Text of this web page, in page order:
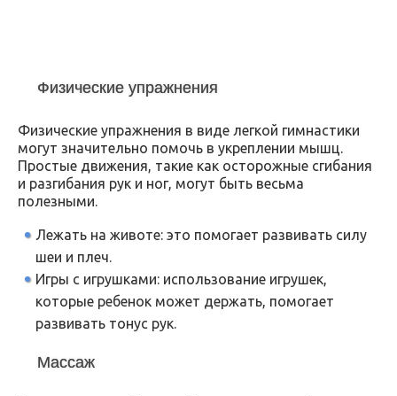
Физические упражнения
Физические упражнения в виде легкой гимнастики
могут значительно помочь в укреплении мышц.
Простые движения, такие как осторожные сгибания
и разгибания рук и ног, могут быть весьма
полезными.
Лежать на животе: это помогает развивать силу
шеи и плеч.
Игры с игрушками: использование игрушек,
которые ребенок может держать, помогает
развивать тонус рук.
Массаж